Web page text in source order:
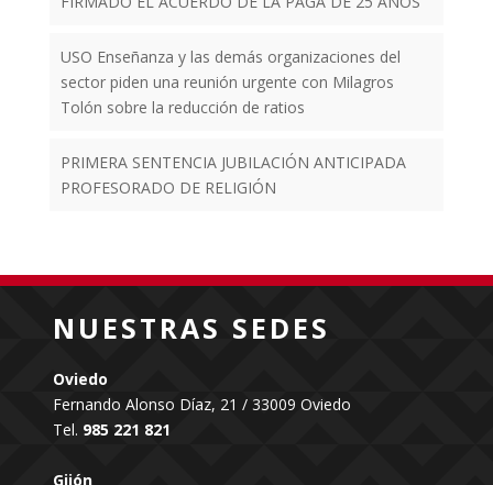
USO Enseñanza y las demás organizaciones del
sector piden una reunión urgente con Milagros
Tolón sobre la reducción de ratios
PRIMERA SENTENCIA JUBILACIÓN ANTICIPADA
PROFESORADO DE RELIGIÓN
NUESTRAS SEDES
Oviedo
Fernando Alonso Díaz, 21 / 33009 Oviedo
Tel. 985 221 821
Gijón